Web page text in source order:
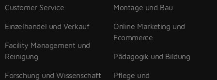
Customer Service
Einzelhandel und Verkauf
Facility Management und
Reinigung
Forschung und Wissenschaft
Montage und Bau
Online Marketing und
Ecommerce
Pädagogik und Bildung
Pflege und